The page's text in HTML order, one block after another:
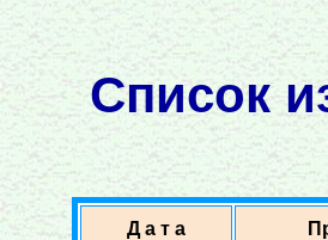
Список
Д а т а